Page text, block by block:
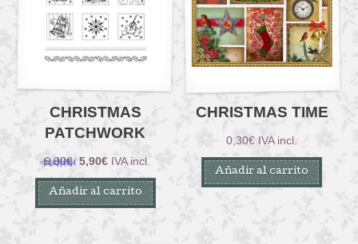
CHRISTMAS
PATCHWORK
6,90€ El
precio
original
5,90€El
precio
actual
IVA incl.
Añadir al carrito
CHRISTMAS TIME
0,30€ IVA incl.
Añadir al carrito